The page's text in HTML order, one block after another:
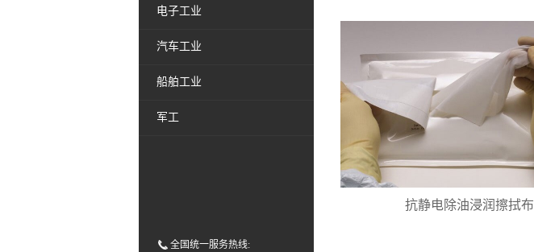
电子工业
汽车工业
船舶工业
军工
全国统一服务热线:
抗静电除油浸润擦拭布